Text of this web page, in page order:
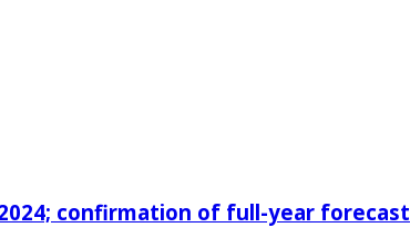
confirmation of full-year forecast